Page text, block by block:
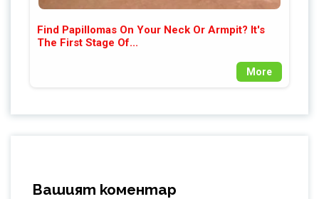
Find Papillomas On Your Neck Or Armpit? It's
The First Stage Of...
More
Вашият коментар